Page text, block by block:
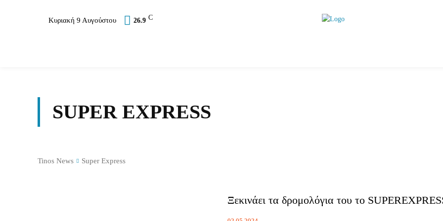
Κυριακή 9 Αυγούστου 26.9 C
SUPER EXPRESS
Tinos News Super Express
Ξεκινάει τα δρομολόγια του το